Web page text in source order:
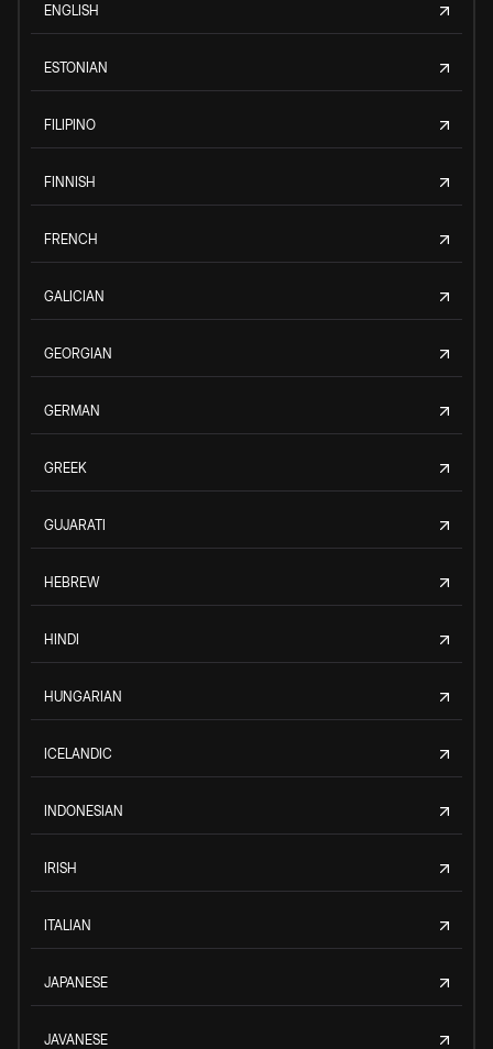
ENGLISH
ESTONIAN
FILIPINO
FINNISH
FRENCH
GALICIAN
GEORGIAN
GERMAN
GREEK
GUJARATI
HEBREW
HINDI
HUNGARIAN
ICELANDIC
INDONESIAN
IRISH
ITALIAN
JAPANESE
JAVANESE